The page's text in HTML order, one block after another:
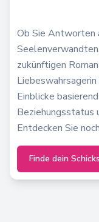
Ob Sie Antworten
zukünftigen
Einblicke
Beziehungsstatus
Entdecken Sie
Finde dein